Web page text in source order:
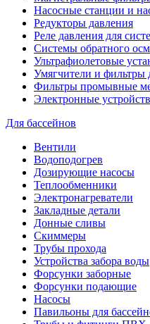
Насосные станции и
Редукторы давления
Реле давления для
Системы обратного
Ультрафиолетовые
Умягчители и фильтры
Фильтры промывные
Электронные
Для бассейнов
Вентили
Водоподогрев
Дозирующие насосы
Теплообменники
Электронагреватели
Закладные детали
Донные сливы
Скиммеры
Трубы прохода
Устройства забора воды
Форсунки заборные
Форсунки подающие
Насосы
Павильоны для